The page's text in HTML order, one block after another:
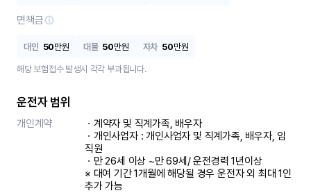
면책금
대인 50만원 대물 50만원 자차 50만원
해당 보험접수 발생시 각각 부과됩니다.
운전자 범위
개인계약
ㆍ계약자 및 직계가족, 배우자
ㆍ개인사업자 : 개인사업자 및 직계가족, 배우자, 임
직원
ㆍ만 26세 이상 ~만 69세/ 운전경력 1년이상
※ 대여 기간 1개월에 해당될 경우 운전자 외 최대 1인
추가 가능